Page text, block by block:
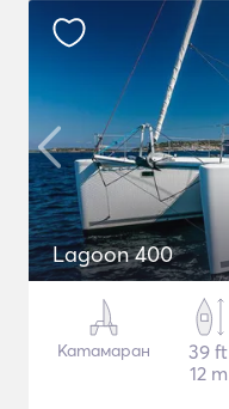
Lagoon 400
Катамаран
39 ft
12 m